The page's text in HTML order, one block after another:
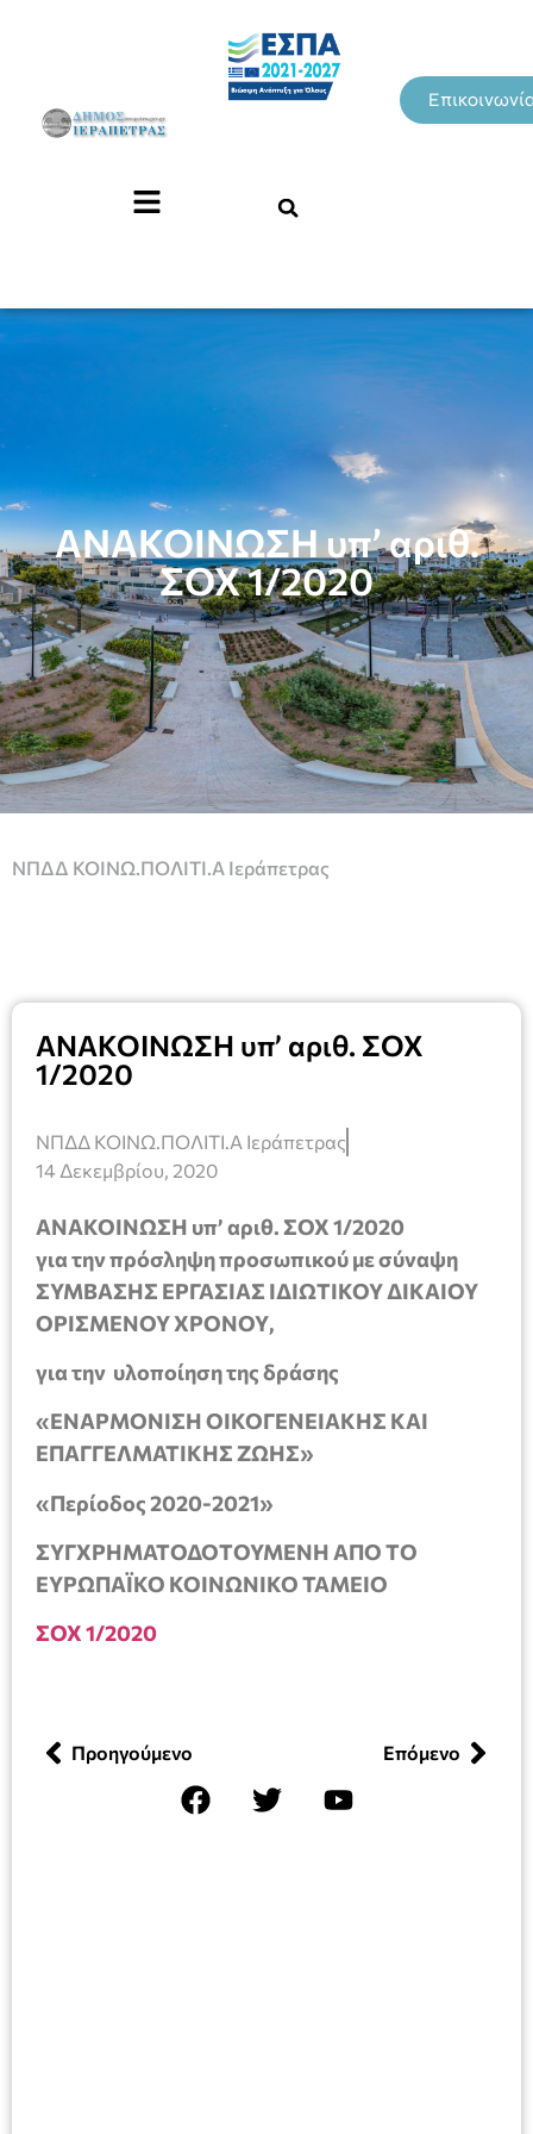
ΑΝΑΚΟΙΝΩΣΗ υπ’ αριθ.
ΣΟΧ 1/2020
ΝΠΔΔ ΚΟΙΝΩ.ΠΟΛΙΤΙ.Α Ιεράπετρας
ΑΝΑΚΟΙΝΩΣΗ υπ’ αριθ. ΣΟΧ
1/2020
ΝΠΔΔ ΚΟΙΝΩ.ΠΟΛΙΤΙ.Α Ιεράπετρας
14 Δεκεμβρίου, 2020
ΑΝΑΚΟΙΝΩΣΗ υπ’ αριθ. ΣΟΧ 1/2020
για την πρόσληψη προσωπικού με σύναψη
ΣΥΜΒΑΣΗΣ ΕΡΓΑΣΙΑΣ ΙΔΙΩΤΙΚΟΥ ΔΙΚΑΙΟΥ
ΟΡΙΣΜΕΝΟΥ ΧΡΟΝΟΥ,
για την υλοποίηση της δράσης
«ΕΝΑΡΜΟΝΙΣΗ ΟΙΚΟΓΕΝΕΙΑΚΗΣ ΚΑΙ
ΕΠΑΓΓΕΛΜΑΤΙΚΗΣ ΖΩΗΣ»
«Περίοδος 2020-2021»
ΣΥΓΧΡΗΜΑΤΟΔΟΤΟΥΜΕΝΗ ΑΠΟ ΤΟ
ΕΥΡΩΠΑΪΚΟ ΚΟΙΝΩΝΙΚΟ ΤΑΜΕΙΟ
ΣΟΧ 1/2020
Προηγούμενο Επόμενο